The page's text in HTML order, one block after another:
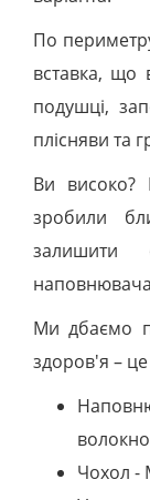
По
вставка, що
подушці,
плісняви та
Ви
зробили
залишити
Ми дбаємо
здоров'я –
волокно
Чохол -